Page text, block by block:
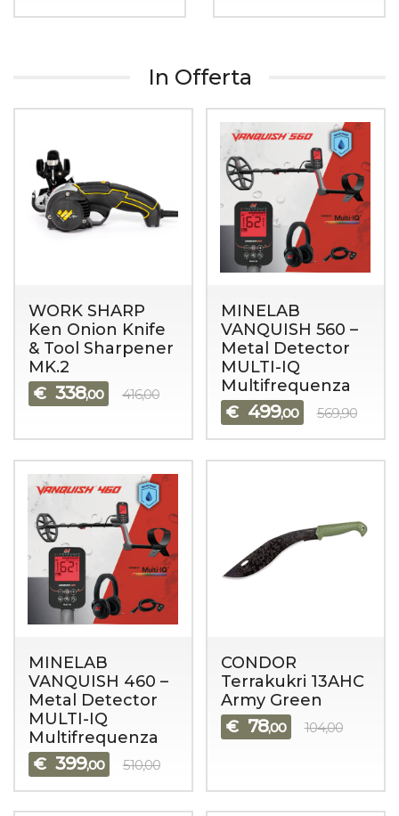
In Offerta
WORK SHARP
Ken Onion Knife
& Tool Sharpener
MK.2
€ 338,00 416,00
MINELAB
VANQUISH 560 –
Metal Detector
MULTI-IQ
Multifrequenza
€ 499,00 569,90
MINELAB
VANQUISH 460 –
Metal Detector
MULTI-IQ
Multifrequenza
€ 399,00 510,00
CONDOR
Terrakukri 13AHC
Army Green
€ 78,00 104,00